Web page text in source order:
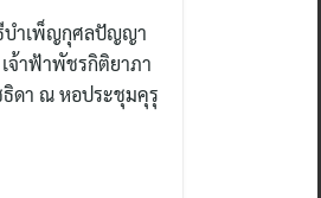
บำเพ็ญกุศลปัญญา
จ้าฟ้าพัชรกิติยาภา
ธิดา ณ หอประชุมคุรุ